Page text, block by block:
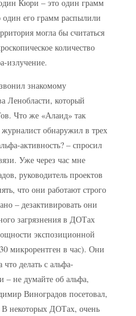
Кюри – это один грамм
его грамм распылили
могла бы считаться
количество
излучение.
знакомому
Ленобласти, который
Что же «Алаид» так
обнаружил в трех
активность? – спросил
Уже через час мне
руководитель проектов
что они работают строго
– дезактивировать они
загрязнения в ДОТах
экспозиционной
микрорентген в час). Они
делать с альфа-
– не думайте об альфа,
Виноградов посетовал,
В некоторых ДОТах, очень